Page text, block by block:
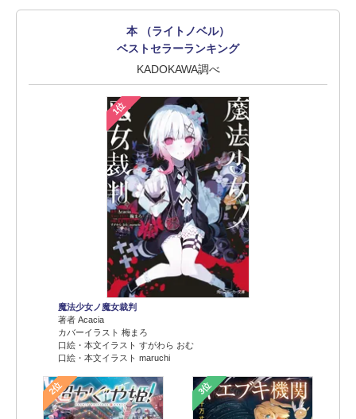
本 （ライトノベル）
ベストセラーランキング
KADOKAWA調べ
1位
魔法少女ノ魔女裁判
著者 Acacia
カバーイラスト 梅まろ
口絵・本文イラスト すがわら おむ
口絵・本文イラスト maruchi
2位 3位